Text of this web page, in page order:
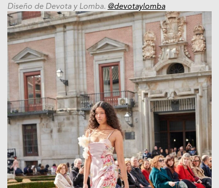
Diseño de Devota y Lomba. @devotaylomba